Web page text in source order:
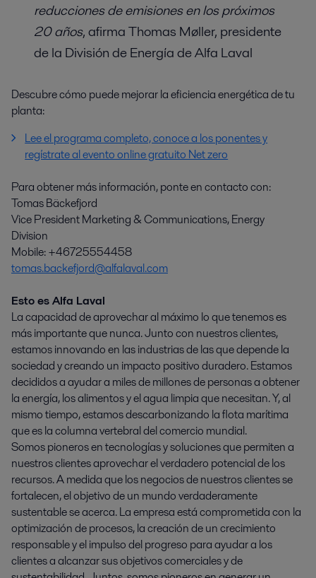
reducciones de emisiones en los próximos
20 años, afirma Thomas Møller, presidente
de la División de Energía de Alfa Laval
Descubre cómo puede mejorar la eficiencia energética de tu
planta:
Lee el programa completo, conoce a los ponentes y
regístrate al evento online gratuito Net zero
Para obtener más información, ponte en contacto con:
Tomas Bäckefjord
Vice President Marketing & Communications, Energy
Division
Mobile: +46725554458
tomas.backefjord@alfalaval.com
Esto es Alfa Laval
La capacidad de aprovechar al máximo lo que tenemos es
más importante que nunca. Junto con nuestros clientes,
estamos innovando en las industrias de las que depende la
sociedad y creando un impacto positivo duradero. Estamos
decididos a ayudar a miles de millones de personas a obtener
la energía, los alimentos y el agua limpia que necesitan. Y, al
mismo tiempo, estamos descarbonizando la flota marítima
que es la columna vertebral del comercio mundial.
Somos pioneros en tecnologías y soluciones que permiten a
nuestros clientes aprovechar el verdadero potencial de los
recursos. A medida que los negocios de nuestros clientes se
fortalecen, el objetivo de un mundo verdaderamente
sustentable se acerca. La empresa está comprometida con la
optimización de procesos, la creación de un crecimiento
responsable y el impulso del progreso para ayudar a los
clientes a alcanzar sus objetivos comerciales y de